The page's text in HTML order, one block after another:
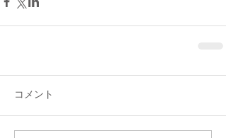
コメント